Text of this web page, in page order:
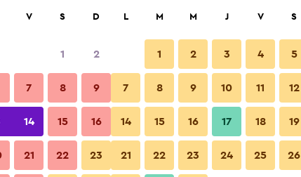
precio por noche
noche
Ver oferta
Otros
V S D
1 2
7 8 9
14 15 16
21 22 23
L M M J V S
1 2 3 4 5
7 8 9 10 11 12
14 15 16 17 18 19
21 22 23 24 25 26